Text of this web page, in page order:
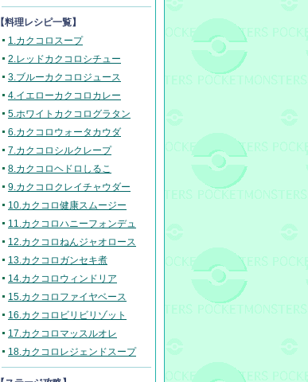
【料理レシピ一覧】
1.カクコロスープ
2.レッドカクコロシチュー
3.ブルーカクコロジュース
4.イエローカクコロカレー
5.ホワイトカクコログラタン
6.カクコロウォータカウダ
7.カクコロシルクレープ
8.カクコロヘドロしるこ
9.カクコロクレイチャウダー
10.カクコロ健康スムージー
11.カクコロハニーフォンデュ
12.カクコロねんジャオロース
13.カクコロガンセキ煮
14.カクコロウィンドリア
15.カクコロファイヤベース
16.カクコロビリビリゾット
17.カクコロマッスルオレ
18.カクコロレジェンドスープ